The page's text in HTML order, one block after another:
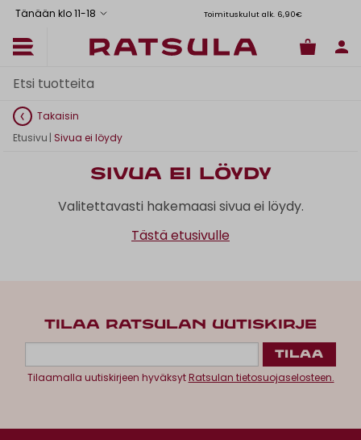
Tänään klo 11-18 Toimituskulut alk. 6,90€
Takaisin
Etusivu | Sivua ei löydy
Sivua ei löydy
Valitettavasti hakemaasi sivua ei löydy.
Tästä etusivulle
TILAA RATSULAN UUTISKIRJE
Tilaamalla uutiskirjeen hyväksytRatsulan tietosuojaselosteen.